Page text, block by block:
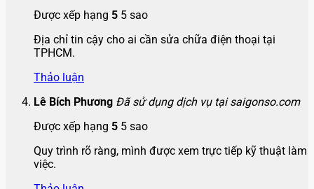
Được xếp hạng 5 5 sao
Địa chỉ tin cậy cho ai cần sửa chữa điện thoại tại
TPHCM.
Thảo luận
Lê Bích Phương Đã sử dụng dịch vụ tại saigonso.com
Được xếp hạng 5 5 sao
Quy trình rõ ràng, mình được xem trực tiếp kỹ thuật làm
việc.